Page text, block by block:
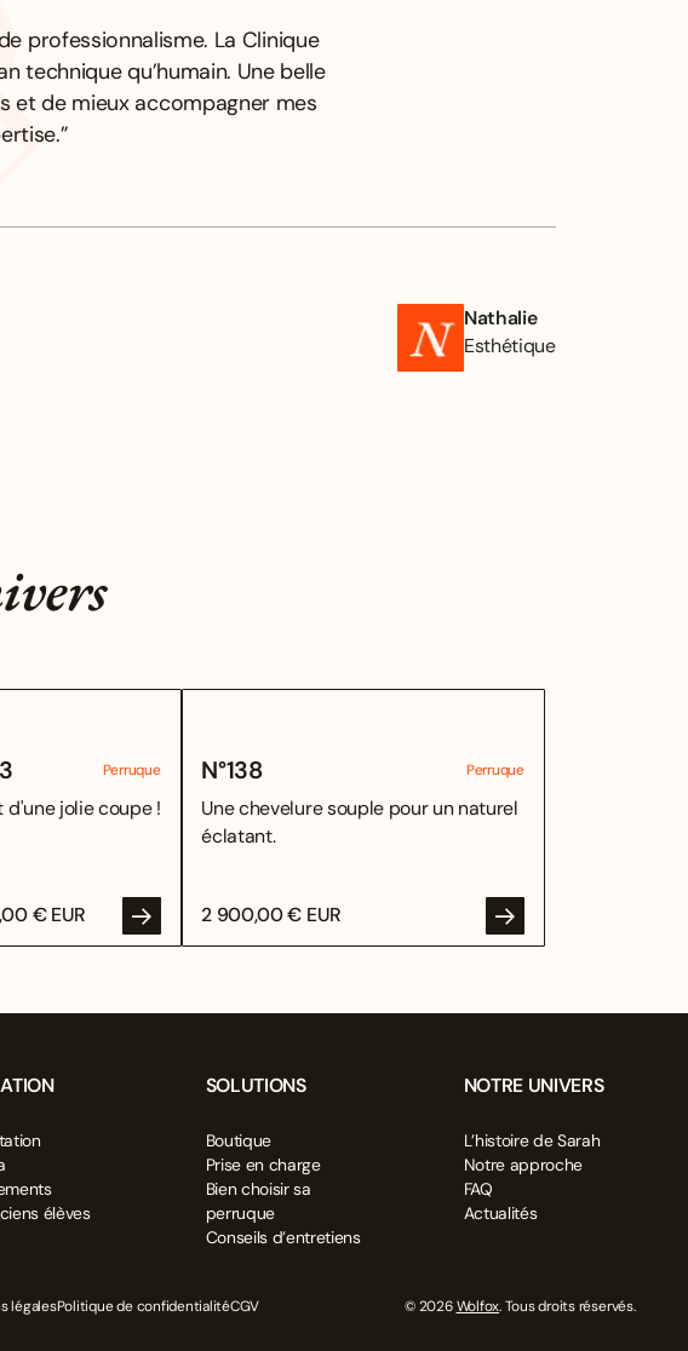
Nathalie
Esthétique
professionnalisme. La Clinique
technique qu’humain. Une belle
et de mieux accompagner mes
Perruque
d'une jolie coupe !
€ EUR
N°138 Perruque
Une chevelure souple pour un naturel
éclatant.
2 900,00 € EUR
élèves
SOLUTIONS
Boutique
Prise en charge
Bien choisir sa
perruque
Conseils d’entretiens
NOTRE UNIVERS
L’histoire de Sarah
Notre approche
FAQ
Actualités
légalesPolitique de confidentialitéCGV © 2026Wolfox. Tous droits réservés.